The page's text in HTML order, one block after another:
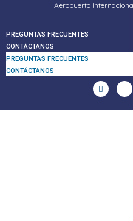
Aeropuerto
PREGUNTAS FRECUENTES
CONTÁCTANOS
PREGUNTAS FRECUENTES
CONTÁCTANOS